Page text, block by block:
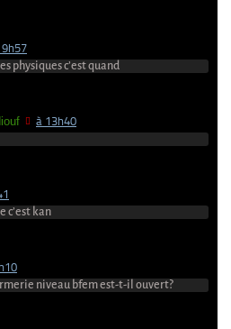
9h57
physiques c’est quand
à 13h40
c’est kan
niveau bfem est-t-il ouvert?